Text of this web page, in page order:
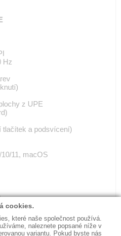
Hz
z UPE
tlačítek a podsvícení)
11, macOS